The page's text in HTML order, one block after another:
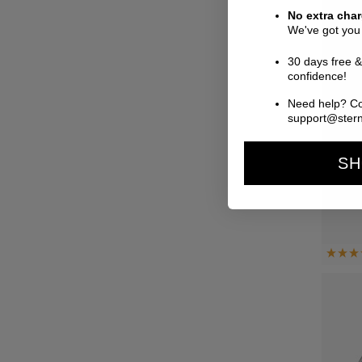
No extra
We've got
30 days free
confidence!
Need help?